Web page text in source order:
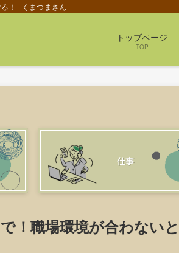
！ | くまつまさん
トッブページ
TOP
仕事
！職場環境が合わない